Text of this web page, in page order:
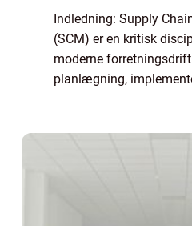
Indledning: Supply
(SCM) er en kritisk
moderne
planlægning,